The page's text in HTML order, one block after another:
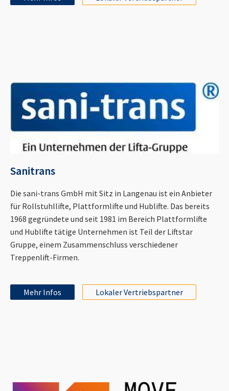
Sanitrans
Die sani-trans GmbH mit Sitz in Langenau ist ein Anbieter
für Rollstuhllifte, Plattformlifte und Hublifte. Das bereits
1968 gegründete und seit 1981 im Bereich Plattformlifte
und Hublifte tätige Unternehmen ist Teil der Liftstar
Gruppe, einem Zusammenschluss verschiedener
Treppenlift-Firmen.
Mehr Infos Lokaler Vertriebspartner